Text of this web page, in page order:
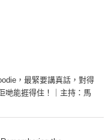
，最緊要講真話，對得
哋能捱得住！｜主持：馬